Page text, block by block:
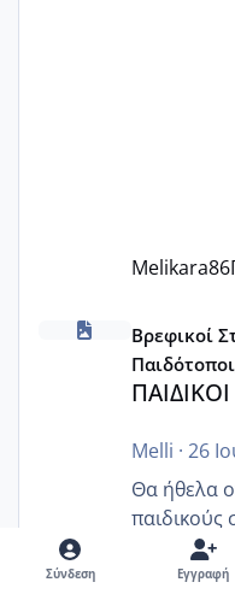
Melikara86
ΠΑΙΔΙΚΟΙ ΣΤΑΘΜΟΙ ΜΕ
Βρεφικοί
Melli · 26
Θα ήθελα
τι
έχω
Σύνδεση Εγγραφή